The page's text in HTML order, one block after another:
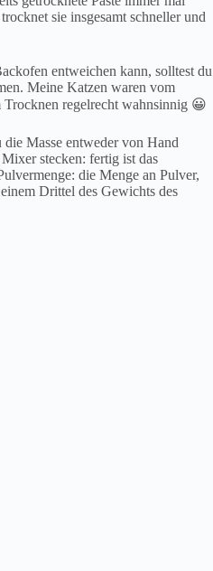
sie insgesamt schneller und
entweichen kann, solltest du
Meine Katzen waren vom
regelrecht wahnsinnig 😀
Masse entweder von Hand
stecken: fertig ist das
die Menge an Pulver,
Drittel des Gewichts des